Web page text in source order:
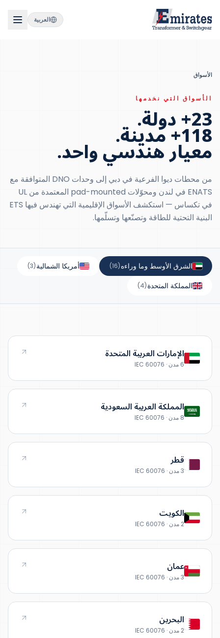
العربية
الأسواق
الأسواق التي نخدمها
23+ دولة.
118+ مدينة.
معيار هندسي واحد.
من محطات ديوا الفرعية في دبي إلى وحدات DNO المتوافقة مع
ENATS في لندن ومحوّلات pad-mounted المعتمدة من UL
في تكساس — استكشف الأسواق الإقليمية التي تهندس فيها ETS
البنية التحتية للطاقة وتصنّعها وتسلّمها.
الشرق الأوسط وما وراءه(
16
) أمريكا الشمالية(
3
)
المملكة المتحدة(
4
)
الإمارات العربية المتحدة
6 مدن · IEC 60076
المملكة العربية السعودية
8 مدن · IEC 60076
قطر
3 مدن · IEC 60076
الكويت
2 مدن · IEC 60076
عمان
3 مدن · IEC 60076
البحرين
2 مدن · IEC 60076